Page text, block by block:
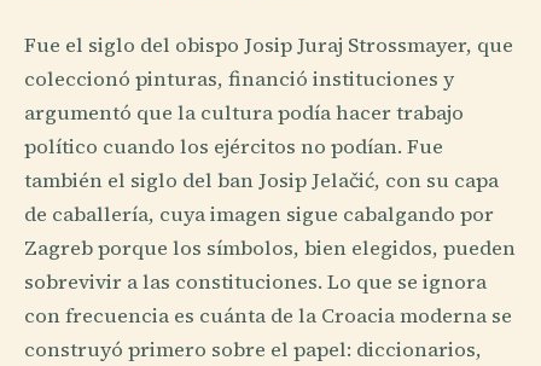
Fue el siglo del obispo Josip Juraj Strossmayer, que
coleccionó pinturas, financió instituciones y
argumentó que la cultura podía hacer trabajo
político cuando los ejércitos no podían. Fue
también el siglo del ban Josip Jelačić, con su capa
de caballería, cuya imagen sigue cabalgando por
Zagreb porque los símbolos, bien elegidos, pueden
sobrevivir a las constituciones. Lo que se ignora
con frecuencia es cuánta de la Croacia moderna se
construyó primero sobre el papel: diccionarios,